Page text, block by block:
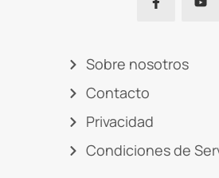
Sobre nosotros
Contacto
Privacidad
Condiciones de